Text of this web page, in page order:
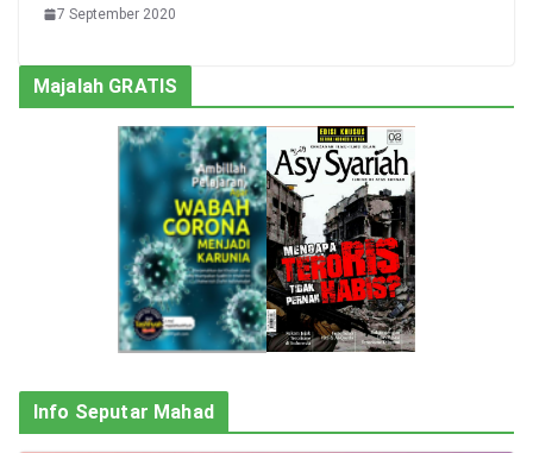
7 September 2020
Majalah GRATIS
Info Seputar Mahad